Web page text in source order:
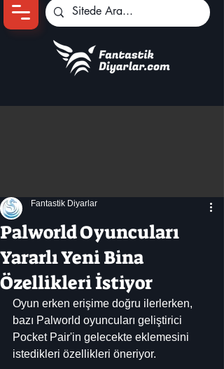
Black Desert
Dizi-Film Haberleri
Palworld Oyuncuları
Yararlı Yeni Bina
Özellikleri İstiyor
Fantastik Diyarlar
Oyun erken erişime doğru ilerlerken,
bazı Palworld oyuncuları geliştirici
Pocket Pair'in gelecekte eklemesini
istedikleri özellikleri öneriyor.